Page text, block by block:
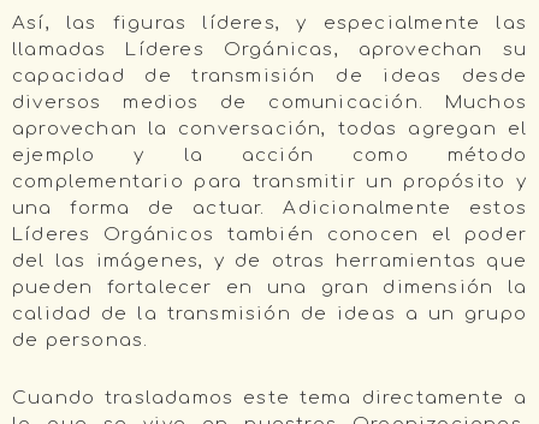
Así, las figuras líderes, y especialmente las
llamadas Líderes Orgánicas, aprovechan su
capacidad de transmisión de ideas desde
diversos medios de comunicación. Muchos
aprovechan la conversación, todas agregan el
ejemplo y la acción como método
complementario para transmitir un propósito y
una forma de actuar. Adicionalmente estos
Líderes Orgánicos también conocen el poder
del las imágenes, y de otras herramientas que
pueden fortalecer en una gran dimensión la
calidad de la transmisión de ideas a un grupo
de personas.
Cuando trasladamos este tema directamente a